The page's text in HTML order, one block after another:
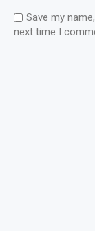
Save my
next time I